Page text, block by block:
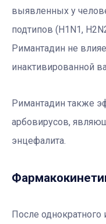
выявленных у
подтипов (H1 N1, H2N
Римантадин не
инактивированной
Римантадин также
арбовирусов,
энцефалита.
После однократного